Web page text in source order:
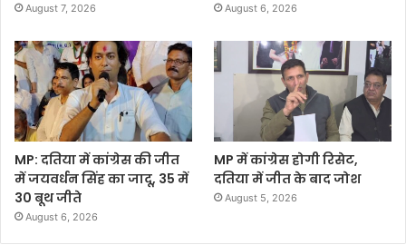
August 7, 2026 August 6, 2026
MP: दतिया में कांग्रेस की जीत
में जयवर्धन सिंह का जादू, 35 में
30 बूथ जीते
August 6, 2026
MP में कांग्रेस होगी रिसेट,
दतिया में जीत के बाद जोश
August 5, 2026